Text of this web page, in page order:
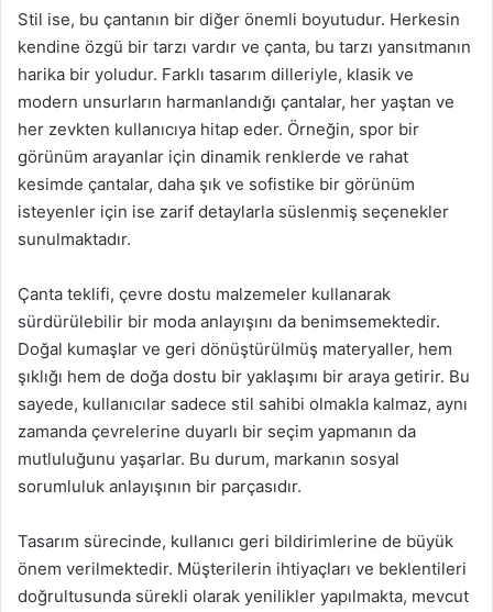
Stil ise, bu çantanın bir diğer önemli boyutudur. Herkesin
kendine özgü bir tarzı vardır ve çanta, bu tarzı yansıtmanın
harika bir yoludur. Farklı tasarım dilleriyle, klasik ve
modern unsurların harmanlandığı çantalar, her yaştan ve
her zevkten kullanıcıya hitap eder. Örneğin, spor bir
görünüm arayanlar için dinamik renklerde ve rahat
kesimde çantalar, daha şık ve sofistike bir görünüm
isteyenler için ise zarif detaylarla süslenmiş seçenekler
sunulmaktadır.
Çanta teklifi, çevre dostu malzemeler kullanarak
sürdürülebilir bir moda anlayışını da benimsemektedir.
Doğal kumaşlar ve geri dönüştürülmüş materyaller, hem
şıklığı hem de doğa dostu bir yaklaşımı bir araya getirir. Bu
sayede, kullanıcılar sadece stil sahibi olmakla kalmaz, aynı
zamanda çevrelerine duyarlı bir seçim yapmanın da
mutluluğunu yaşarlar. Bu durum, markanın sosyal
sorumluluk anlayışının bir parçasıdır.
Tasarım sürecinde, kullanıcı geri bildirimlerine de büyük
önem verilmektedir. Müşterilerin ihtiyaçları ve beklentileri
doğrultusunda sürekli olarak yenilikler yapılmakta, mevcut